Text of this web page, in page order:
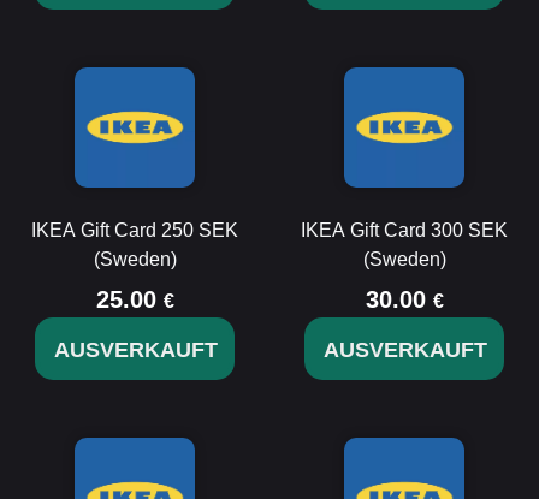
IKEA Gift Card 250 SEK
(Sweden)
25.00 €
AUSVERKAUFT
IKEA Gift Card 300 SEK
(Sweden)
30.00 €
AUSVERKAUFT